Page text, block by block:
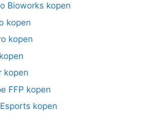
Bioworks kopen
kopen
kopen
kopen
FFP kopen
kopen